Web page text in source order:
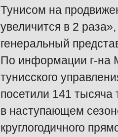
Тунисом на
увеличится в 2
генеральный
По информации г-на
тунисского
посетили 141 тысяча
в наступающем
круглогодичного